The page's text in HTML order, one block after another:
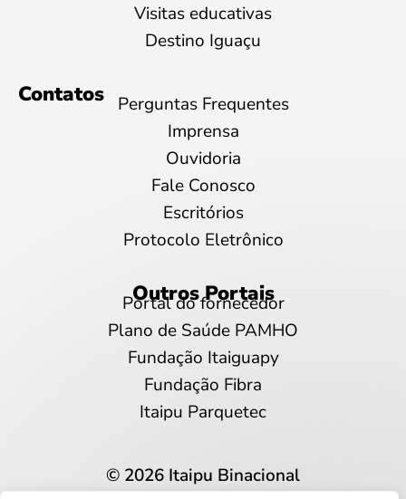
Visitas educativas
Destino Iguaçu
Contatos
Perguntas Frequentes
Imprensa
Ouvidoria
Fale Conosco
Escritórios
Protocolo Eletrônico
Outros Portais
Portal do fornecedor
Plano de Saúde PAMHO
Fundação Itaiguapy
Fundação Fibra
Itaipu Parquetec
© 2026 Itaipu Binacional